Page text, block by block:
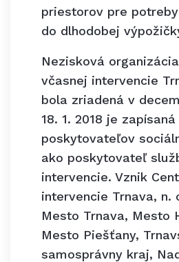
priestorov pre potreby
do dlhodobej
Nezisková
včasnej intervencie
bola zriadená v
18. 1. 2018 je
poskytovateľov
ako poskytovateľ
intervencie. Vznik
intervencie Trnava, n.
Mesto Trnava, Mesto
Mesto Piešťany,
samosprávny kraj,